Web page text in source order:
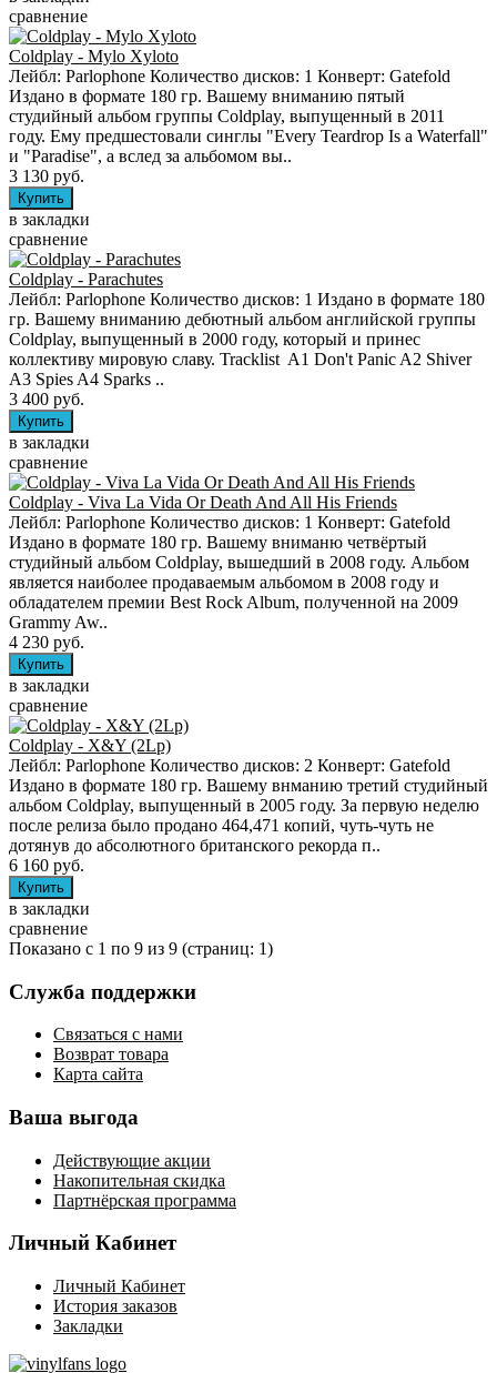
сравнение
Coldplay - Mylo Xyloto
Лейбл: Parlophone Количество дисков: 1 Конверт: Gatefold
Издано в формате 180 гр. Вашему вниманию пятый
студийный альбом группы Coldplay, выпущенный в 2011
году. Ему предшестовали синглы "Every Teardrop Is a Waterfall"
и "Paradise", а вслед за альбомом вы..
3 130 руб.
в закладки
сравнение
Coldplay - Parachutes
Лейбл: Parlophone Количество дисков: 1 Издано в формате 180
гр. Вашему вниманию дебютный альбом английской группы
Coldplay, выпущенный в 2000 году, который и принес
коллективу мировую славу. Tracklist A1 Don't Panic A2 Shiver
A3 Spies A4 Sparks ..
3 400 руб.
в закладки
сравнение
Coldplay - Viva La Vida Or Death And All His Friends
Лейбл: Parlophone Количество дисков: 1 Конверт: Gatefold
Издано в формате 180 гр. Вашему вниманю четвёртый
студийный альбом Coldplay, вышедший в 2008 году. Альбом
является наиболее продаваемым альбомом в 2008 году и
обладателем премии Best Rock Album, полученной на 2009
Grammy Aw..
4 230 руб.
в закладки
сравнение
Coldplay - X&Y (2Lp)
Лейбл: Parlophone Количество дисков: 2 Конверт: Gatefold
Издано в формате 180 гр. Вашему внманию третий студийный
альбом Coldplay, выпущенный в 2005 году. За первую неделю
после релиза было продано 464,471 копий, чуть-чуть не
дотянув до абсолютного британского рекорда п..
6 160 руб.
в закладки
сравнение
Показано с 1 по 9 из 9 (страниц: 1)
Служба поддержки
Связаться с нами
Возврат товара
Карта сайта
Ваша выгода
Действующие акции
Накопительная скидка
Партнёрская программа
Личный Кабинет
Личный Кабинет
История заказов
Закладки